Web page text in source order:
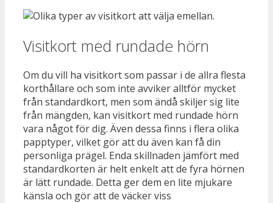
Visitkort med rundade hörn
Om du vill ha visitkort som passar i de allra flesta
korthållare och som inte avviker alltför mycket
från standardkort, men som ändå skiljer sig lite
från mängden, kan visitkort med rundade hörn
vara något för dig. Även dessa finns i flera olika
papptyper, vilket gör att du även kan få din
personliga prägel. Enda skillnaden jämfört med
standardkorten är helt enkelt att de fyra hörnen
är lätt rundade. Detta ger dem en lite mjukare
känsla och gör att de väcker viss